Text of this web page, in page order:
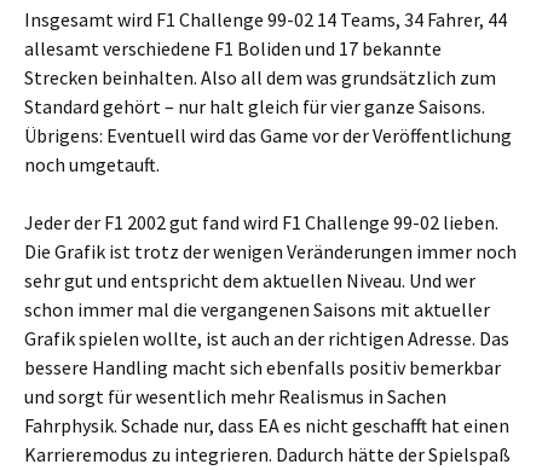
Insgesamt wird F1 Challenge 99-02 14 Teams, 34 Fahrer, 44
allesamt verschiedene F1 Boliden und 17 bekannte
Strecken beinhalten. Also all dem was grundsätzlich zum
Standard gehört – nur halt gleich für vier ganze Saisons.
Übrigens: Eventuell wird das Game vor der Veröffentlichung
noch umgetauft.
Jeder der F1 2002 gut fand wird F1 Challenge 99-02 lieben.
Die Grafik ist trotz der wenigen Veränderungen immer noch
sehr gut und entspricht dem aktuellen Niveau. Und wer
schon immer mal die vergangenen Saisons mit aktueller
Grafik spielen wollte, ist auch an der richtigen Adresse. Das
bessere Handling macht sich ebenfalls positiv bemerkbar
und sorgt für wesentlich mehr Realismus in Sachen
Fahrphysik. Schade nur, dass EA es nicht geschafft hat einen
Karrieremodus zu integrieren. Dadurch hätte der Spielspaß